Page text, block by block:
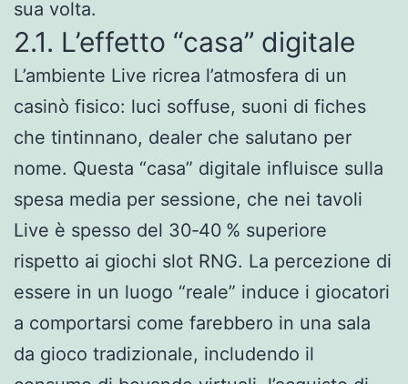
sua volta.
2.1. L’effetto “casa” digitale
L’ambiente Live ricrea l’atmosfera di un
casinò fisico: luci soffuse, suoni di fiches
che tintinnano, dealer che salutano per
nome. Questa “casa” digitale influisce sulla
spesa media per sessione, che nei tavoli
Live è spesso del 30‑40 % superiore
rispetto ai giochi slot RNG. La percezione di
essere in un luogo “reale” induce i giocatori
a comportarsi come farebbero in una sala
da gioco tradizionale, includendo il